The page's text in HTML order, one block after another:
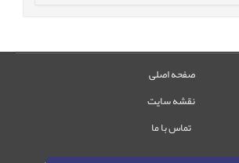
صفحه اصلی
نقشه سایت
تماس با ما